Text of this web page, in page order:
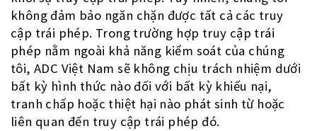
không đảm bảo ngăn chặn được tất cả các truy
cập trái phép. Trong trường hợp truy cập trái
phép nằm ngoài khả năng kiểm soát của chúng
tôi, ADC Việt Nam sẽ không chịu trách nhiệm dưới
bất kỳ hình thức nào đối với bất kỳ khiếu nại,
tranh chấp hoặc thiệt hại nào phát sinh từ hoặc
liên quan đến truy cập trái phép đó.